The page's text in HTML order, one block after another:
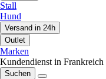
Stall
Hund
Versand in 24h
Outlet
Marken
Kundendienst in Frankreich
Suchen